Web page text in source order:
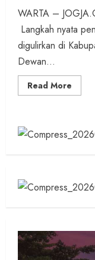
WARTA –
Langkah nyata
digulirkan di
Dewan...
Read More
more
Siti
Hediati
bagi